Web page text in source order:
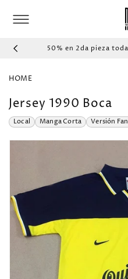
AL CONTENIDO
50% en 2da pieza
HOME
Jersey 1990 Boca
Local Manga Corta Versión Fan
IR